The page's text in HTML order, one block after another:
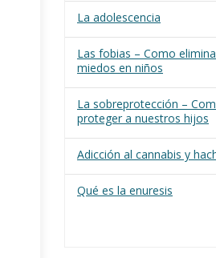
La adolescencia
Las fobias – Como
miedos en niños
La sobreprotección –
proteger a nuestros hijos
Adicción al cannabis y
Qué es la enuresis